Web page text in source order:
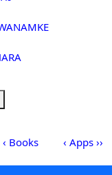
‹ Books ‹ Apps ››